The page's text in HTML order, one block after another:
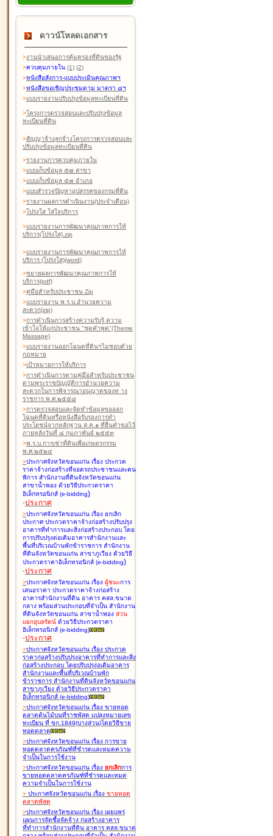
ดาวน์โหลดเอกสาร
>งานนำเสนอการคุ้มครองที่ดินของรัฐ
>ควบคุมภายใน (1) (2)
>หนังสือสังการ-แบบประเมินคุณภาพฯ
>หนังสือขอเชิญประชุมตาม มาตรา ๘ฯ
>แบบรายงานปรับปรุงข้อมูลทะเบียนที่ดิน
>โครงการตรวจสอบและปรับปรุงข้อมูล
ทะเบียนที่ดิน
>สัญญาจ้างลูกจ้างโครงการตรวจสอบและ
ปรับปรุงข้อมูลทะเบียนที่ดิน
>รายงานการควบคุมภายใน
>แบบเก็บข้อมูล ๕๗ สาขา
>แบบเก็บข้อมูล ๕๗ อำเภอ
>แบบสำรวจปัญหาอุปสรรคของกรมที่ดิน
>รายงานผลการดำเนินงาน(ประจำเดือน)
>โปร่งใส ใส่ใจบริการ
>แบบรายงานการพัฒนาคุณภาพการให้
บริการ(โปร่งใส).zip
>แบบรายงานการพัฒนาคุณภาพการให้
บริการ (โปร่งใส)(word)
>ขยายผลการพัฒนาคุณภาพการให้
บริการ(pdf)
>คู่มือสำหรับประชาชน Zip
>แบบรายงาน พ.ร.บ.อำนวยความ
สะดวก(zip)
>การดำเนินการสร้างความรับรู้ ความ
เข้าใจให้แก่ประชาชน "ชุดคำพูด"(Theme
Massage)
>แบบรายงานออกโฉนดที่ดินฯไม่ชอบด้วย
กฎหมาย
>เป้าหมายการให้บริการ
>การดำเนินการตามคู่มือสำหรับประชาชน
ตามพระราชบัญญัติการอำนวยความ
สะดวกในการพิจารณาอนุญาตของท าง
ราชการ พ.ศ.๒๕๕๘
>การตรวจสอบและจัดทำข้อมูลขอออก
โฉนดที่ดินหรือหนังสือรับรองการทำ
ประโยชน์จากหลักฐาน ส.ค.๑ ที่ยื่นคำขอไว้
ภายหลังวันที่ ๘ กุมภาพันธ์ ๒๕๕๓
>พ.ร.บ.การเช่าที่ดินเพื่อเกษตรกรรม
พ.ศ.๒๕๒๔
>ประกาศจังหวัดขอนแก่น เรื่อง ประกวด
ราคาจ้างก่อสร้างที่จอดรถประชาชนและคน
พิการ สำนักงานที่ดินจังหวัดขอนแก่น
สาขาน้ำพอง ด้วยวิธีประกวดราคา
อิเล็กทรอนิกส์ (e-bidding)
-ประกาศ
>ประกาศจังหวัดขอนแก่น เรื่อง ยกเลิก
ประกาศ ประกวดราคาจ้างก่อสร้างปรับปรุง
อาคารที่ทำการและสิ่งก่อสร้างประกอบ โดย
การปรับปรุงต่อเติมอาคารสำนักงานและ
พื้นที่บริเวณบ้านพักข้าราชการ สำนักงาน
ที่ดินจังหวัดขอนแก่น สาขาภูเวียง ด้วยวิธี
ประกวดราคาอิเล็กทรอนิกส์ (e-bidding)
-ประกาศ
>ประกาศจังหวัดขอนแก่น เรื่อง ผู้ชนะการ
เสนอราคา ประกวดราคาจ้างก่อสร้าง
อาคารสำนักงานที่ดิน อาคาร คสล.ขนาด
กลาง พร้อมส่วนประกอบที่จำเป็น สำนักงาน
ที่ดินจังหวัดขอนแก่น สาขาน้ำพอง ส่วน
แยกอุบลรัตน์ ด้วยวิธีประกวดราคา
อิเล็กทรอนิกส์ (e-bidding)
-ประกาศ
>ประกาศจังหวัดขอนแก่น เรื่อง ประกวด
ราคาก่อสร้างปรับปรุงอาคารที่ทำการและสิ่ง
ก่อสร้างประกอบ โดยปรับปรุง่อเติมอาคาร
สำนักงานและพื้นที่บริเวณบ้านพัก
ข้าราชการ สำนักงานที่ดินจังหวัดขอนแก่น
สาขาภูเวียง ด้วยวิธีประกวดราคา
อิเล็กทรอนิกส์ (e-bidding)
>ประกาศจังหวัดขอนแก่น เรื่อง ขายทอด
ตลาดต้นไม้บนที่ราชพัสดุ แปลงหมายเลข
ทะเบียน ที่ ขก.1849(บางส่วน)โดยวิธีขาย
ทอดตลาด
>ประกาศจังหวัดขอนแก่น เรื่อง การขาย
ทอดตลาดครุภัณฑ์ที่ชำรุดและหมดความ
จำเป็นในการใช้งาน
>ประกาศจังหวัดขอนแก่น เรื่อง ยกเลิกการ
ขายทอดตลาดครุภัณฑ์ที่ชำรุดและหมด
ความจำเป็นในการใช้งาน
> ประกาศจังหวัดขอนแก่น เรื่อง ขายทอด
ตลาดพัสดุ
>ประกาศจังหวัดขอนแก่น เรื่อง เผยแพร่
แผนการจัดซื้อจัดจ้าง ก่อสร้างอาคาร
ที่ทำการสำนักงานที่ดิน อาคาร คสล.ขนาด